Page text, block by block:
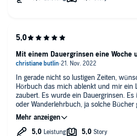
In gerade nicht so lustigen Zeiten,
Hörbuch das mich ablenkt und mir ein
zaubert. Es wurde ein Dauergrinsen.
oder Wanderlehrbuch, ja solche Bücher
klassischen Sinne.
Sehr belustigend beschreibt Wigald
Lebensphasen in Bezug auf das
Mit einem Dauergrinsen eine Woche